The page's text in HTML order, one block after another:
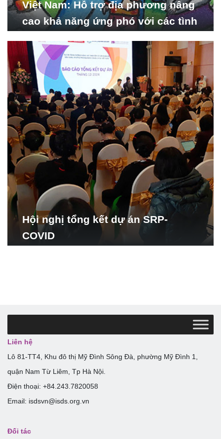
Việt Nam: Hỗ trợ địa phương nâng
cao khả năng ứng phó với các tình
Hội nghị tổng kết dự án SRP-
COVID
Liên hệ
Lô 81-TT4, Khu đô thị Mỹ Đình Sông Đà, phường Mỹ Đình 1,
quận Nam Từ Liêm, Tp Hà Nội.
Điện thoại: +84.243.7820058
Email: isdsvn@isds.org.vn
Đối tác